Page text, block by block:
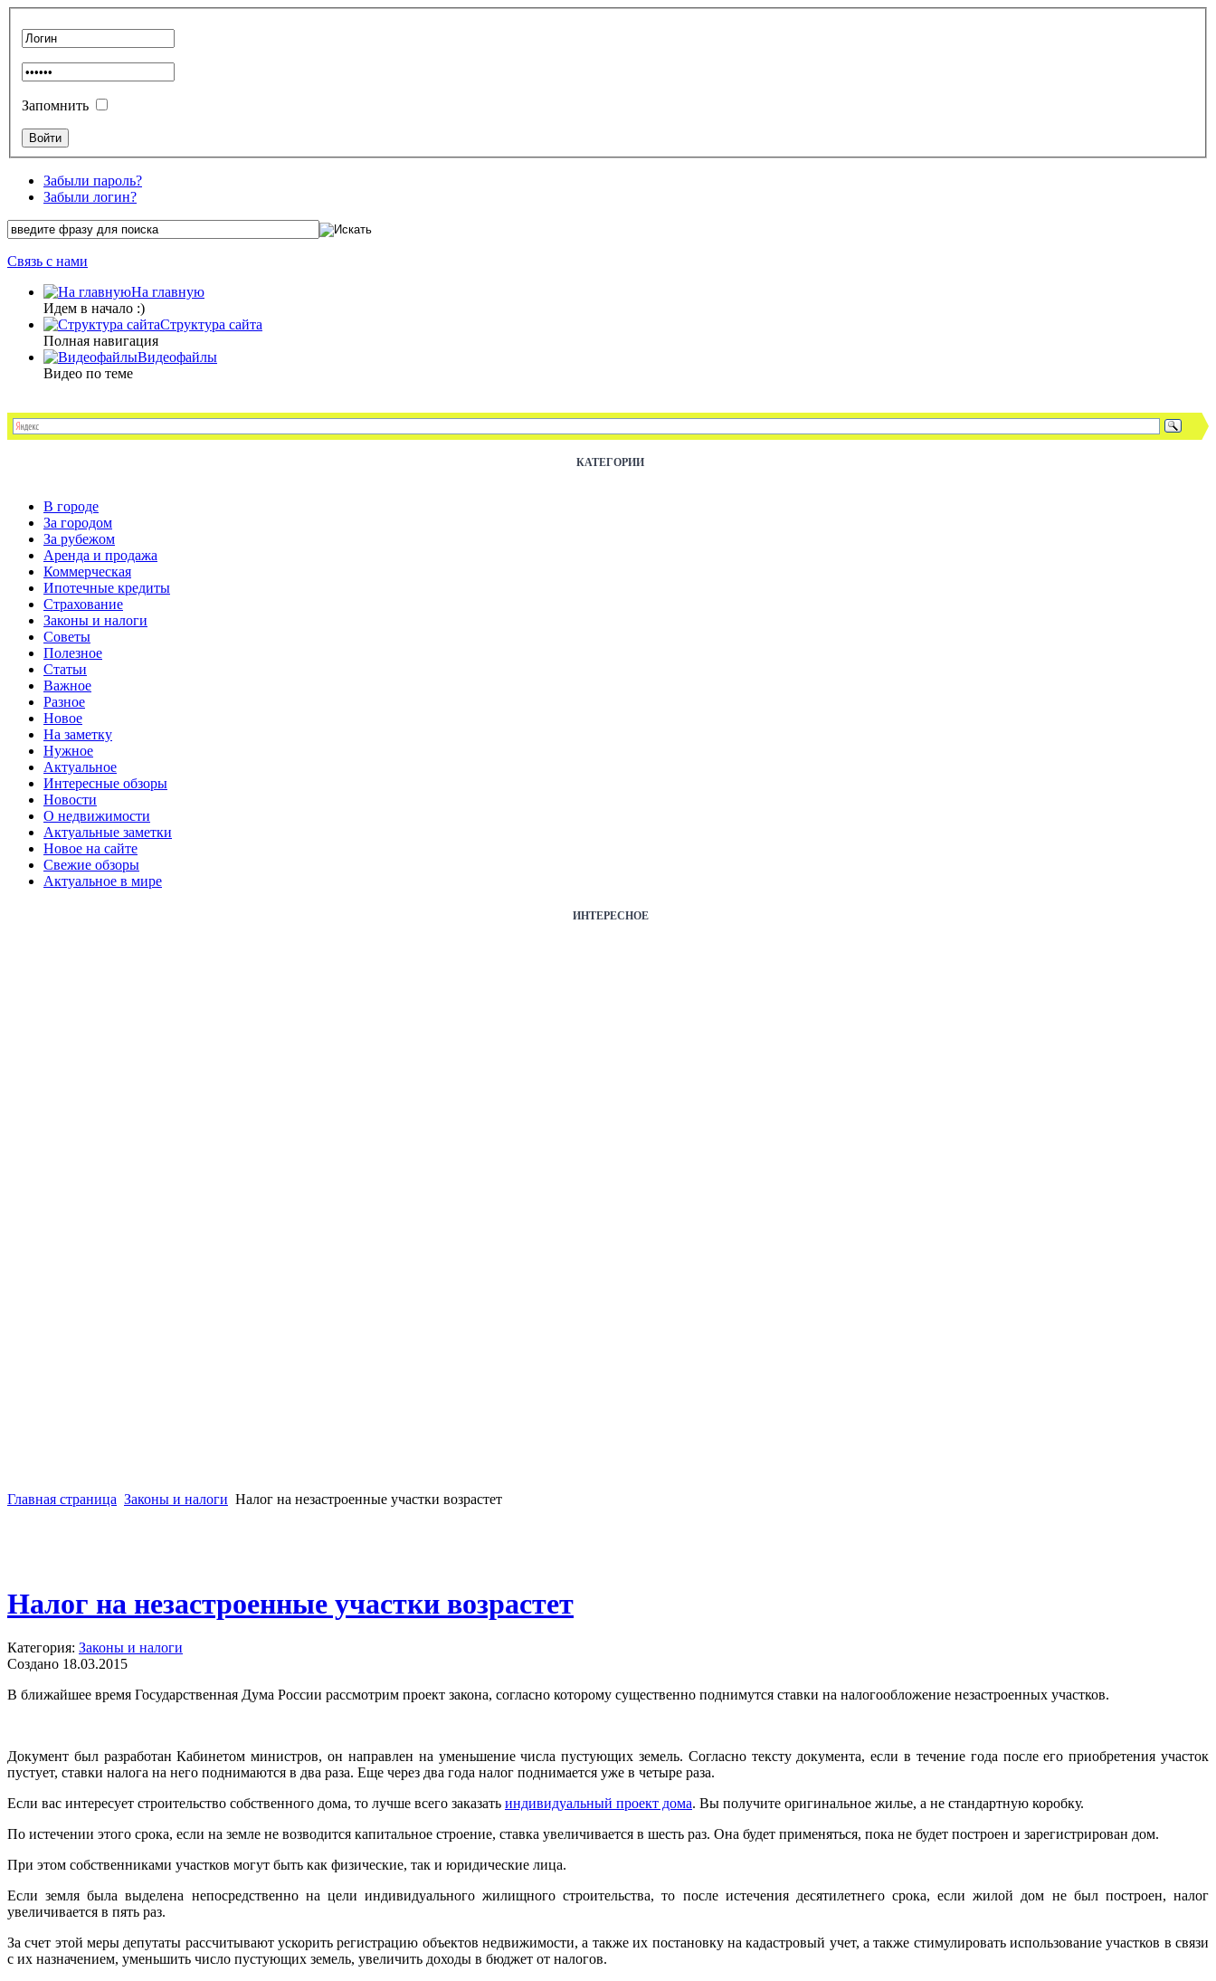
Запомнить
Забыли пароль?
Забыли логин?
Связь с нами
На главную
Идем в начало :)
Структура сайта
Полная навигация
Видеофайлы
Видео по теме
КАТЕГОРИИ
В городе
За городом
За рубежом
Аренда и продажа
Коммерческая
Ипотечные кредиты
Страхование
Законы и налоги
Советы
Полезное
Статьи
Важное
Разное
Новое
На заметку
Нужное
Актуальное
Интересные обзоры
Новости
О недвижимости
Актуальные заметки
Новое на сайте
Свежие обзоры
Актуальное в мире
ИНТЕРЕСНОЕ
Главная страница Законы и налоги Налог на незастроенные участки возрастет
Налог на незастроенные участки возрастет
Категория: Законы и налоги
Создано 18.03.2015
В ближайшее время Государственная Дума России рассмотрим проект закона, согласно которому существенно поднимутся ставки на налогообложение незастроенных участков.
Документ был разработан Кабинетом министров, он направлен на уменьшение числа пустующих земель. Согласно тексту документа, если в течение года после его приобретения участок
пустует, ставки налога на него поднимаются в два раза. Еще через два года налог поднимается уже в четыре раза.
Если вас интересует строительство собственного дома, то лучше всего заказать индивидуальный проект дома. Вы получите оригинальное жилье, а не стандартную коробку.
По истечении этого срока, если на земле не возводится капитальное строение, ставка увеличивается в шесть раз. Она будет применяться, пока не будет построен и зарегистрирован дом.
При этом собственниками участков могут быть как физические, так и юридические лица.
Если земля была выделена непосредственно на цели индивидуального жилищного строительства, то после истечения десятилетнего срока, если жилой дом не был построен, налог
увеличивается в пять раз.
За счет этой меры депутаты рассчитывают ускорить регистрацию объектов недвижимости, а также их постановку на кадастровый учет, а также стимулировать использование участков в связи
с их назначением, уменьшить число пустующих земель, увеличить доходы в бюджет от налогов.